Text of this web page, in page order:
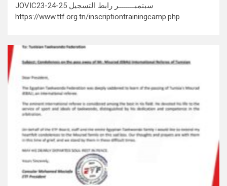
JOVIC23-24-25 سبتمبــــــــر رابط التسجيل
https://www.ttf.org.tn/inscriptiontrainingcamp.php